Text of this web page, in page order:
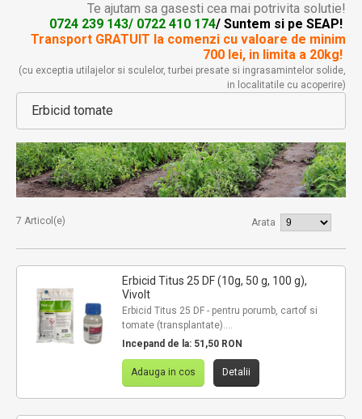
Te ajutam sa gasesti cea mai potrivita solutie!
0724 239 143/ 0722 410 174/ Suntem si pe SEAP!
Transport GRATUIT la comenzi cu valoare de minim
700 lei, in limita a 20kg!
(cu exceptia utilajelor si sculelor, turbei presate si ingrasamintelor solide,
in localitatile cu acoperire)
Erbicid tomate
7 Articol(e) Arata
Erbicid Titus 25 DF (10g, 50 g, 100 g),
Vivolt
Erbicid Titus 25 DF - pentru porumb, cartof si
tomate (transplantate)....
Incepand de la: 51,50 RON
Adauga in cos Detalii